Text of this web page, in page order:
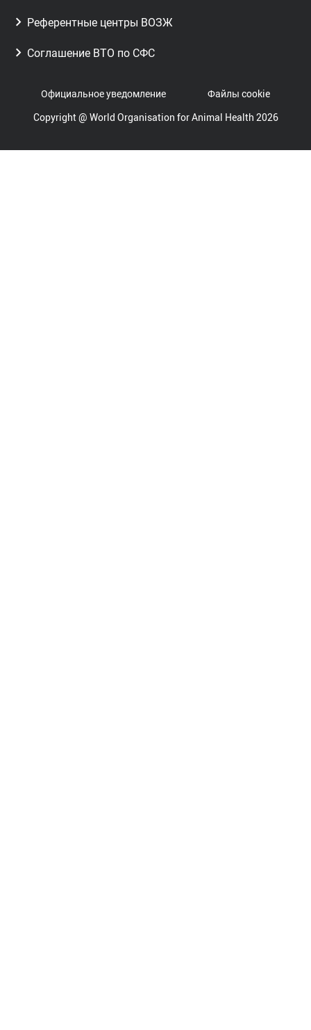
Референтные центры ВОЗЖ
Соглашение ВТО по СФС
Официальное уведомление
Файлы cookie
Copyright @ World Organisation for Animal Health 2026